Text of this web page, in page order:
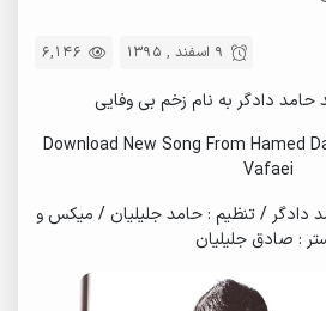
6,146 9 اسفند , 1395
حامد دادگر به نام زخم بی وفایی
Download New Song From Hamed
Vafaei
دادگر / تنظیم : حامد جلیلیان / میکس و
: صادق جلیلیان